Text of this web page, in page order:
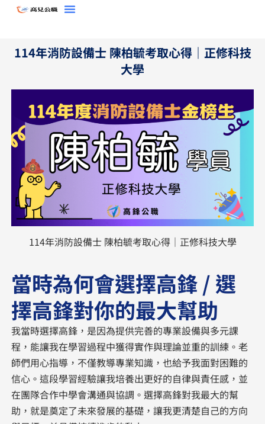
114年消防設備士 陳柏毓考取心得｜正修科技
大學
114年消防設備士 陳柏毓考取心得｜正修科技大學
當時為何會選擇高鋒 / 選
擇高鋒對你的最大幫助
我當時選擇高鋒，是因為提供完善的專業設備與多元課
程，能讓我在學習過程中獲得實作與理論並重的訓練。老
師們用心指導，不僅教導專業知識，也給予我面對困難的
信心。這段學習經驗讓我培養出更好的自律與責任感，並
在團隊合作中學會溝通與協調。選擇高鋒對我最大的幫
助，就是奠定了未來發展的基礎，讓我更清楚自己的方向